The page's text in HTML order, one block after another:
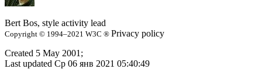
Bert Bos, style activity lead
Copyright © 1994–2021 W3C ® Privacy policy
Created 5 May 2001;
Last updated Ср 06 янв 2021 05:40:49